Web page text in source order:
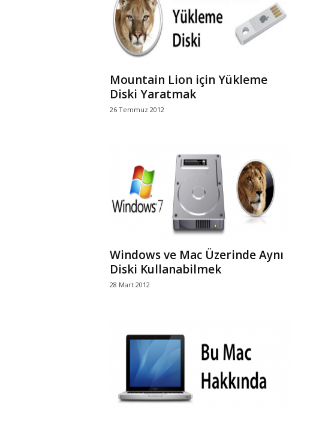
Mountain Lion için Yükleme
Diski Yaratmak
26 Temmuz 2012
Windows ve Mac Üzerinde Aynı
Diski Kullanabilmek
28 Mart 2012